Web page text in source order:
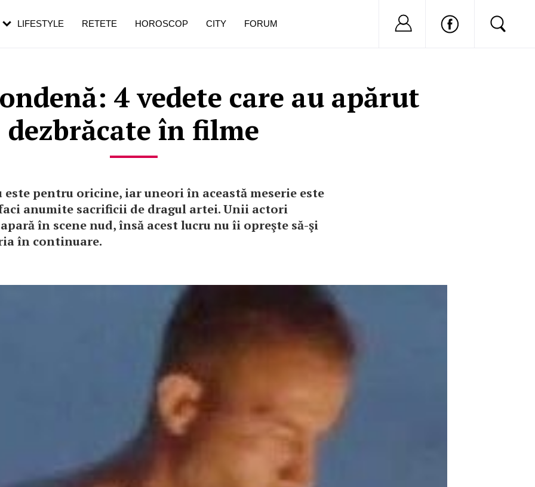
4 vedete care au apărut
dezbrăcate în filme
pentru oricine, iar uneori în această meserie este
anumite sacrificii de dragul artei. Unii actori
în scene nud, însă acest lucru nu îi opreşte să-şi
în continuare.
LIFESTYLE RETETE HOROSCOP CITY FORUM Nu ai cont?
în vârstă
de dureroasă este investigația